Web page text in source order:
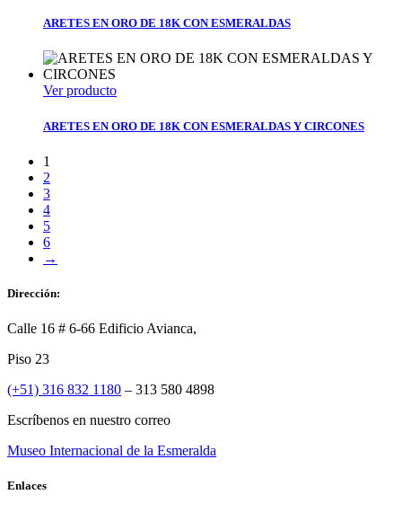
ARETES EN ORO DE 18K CON ESMERALDAS
Ver producto
ARETES EN ORO DE 18K CON ESMERALDAS Y CIRCONES
1
2
3
4
5
6
→
Dirección:
Calle 16 # 6-66 Edificio Avianca,
Piso 23
(+51) 316 832 1180 – 313 580 4898
Escríbenos en nuestro correo
Museo Internacional de la Esmeralda
Enlaces